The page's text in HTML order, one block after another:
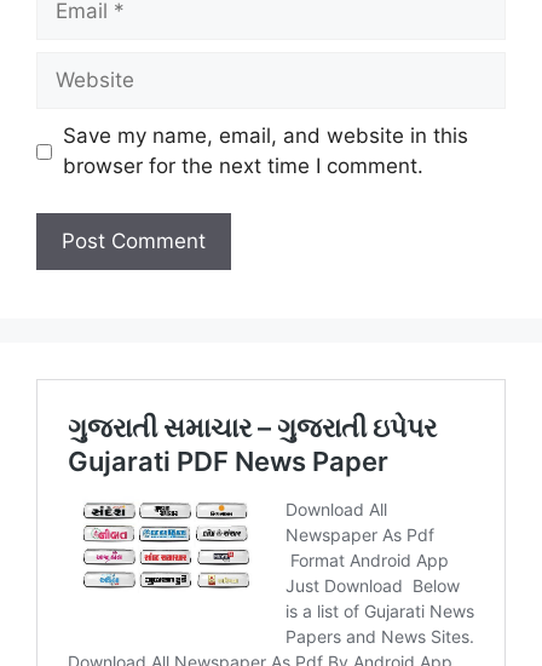
Website
Save my name, email, and website in this
browser for the next time I comment.